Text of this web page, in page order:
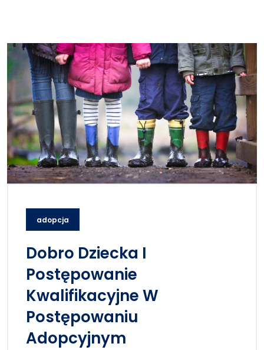
adopcja
Dobro Dziecka I
Postępowanie
Kwalifikacyjne W
Postępowaniu
Adopcyjnym